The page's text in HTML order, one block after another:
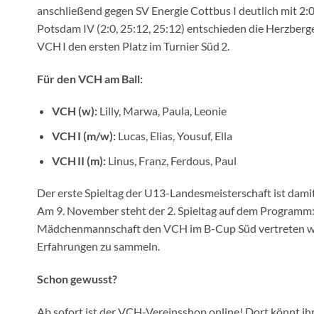
anschließend gegen SV Energie Cottbus I deutlich mit
Potsdam IV (2:0, 25:12, 25:12) entschieden die
VCH I den ersten Platz im Turnier Süd 2.
Für den VCH am Ball:
VCH (w):Lilly, Marwa, Paula, Leonie
VCH I (m/w):Lucas, Elias, Yousuf, Ella
VCH II (m):Linus, Franz, Ferdous, Paul
Der erste Spieltag der U13-Landesmeisterschaft ist
Am 9. November steht der 2. Spieltag auf dem
Mädchenmannschaft den VCH im B-Cup Süd vertreten
Erfahrungen zu sammeln.
Schon gewusst?